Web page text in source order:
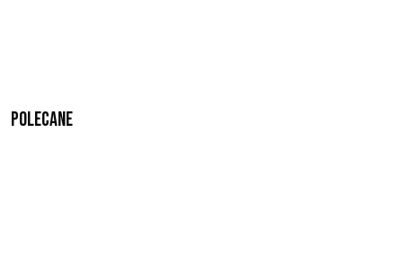
Polecane